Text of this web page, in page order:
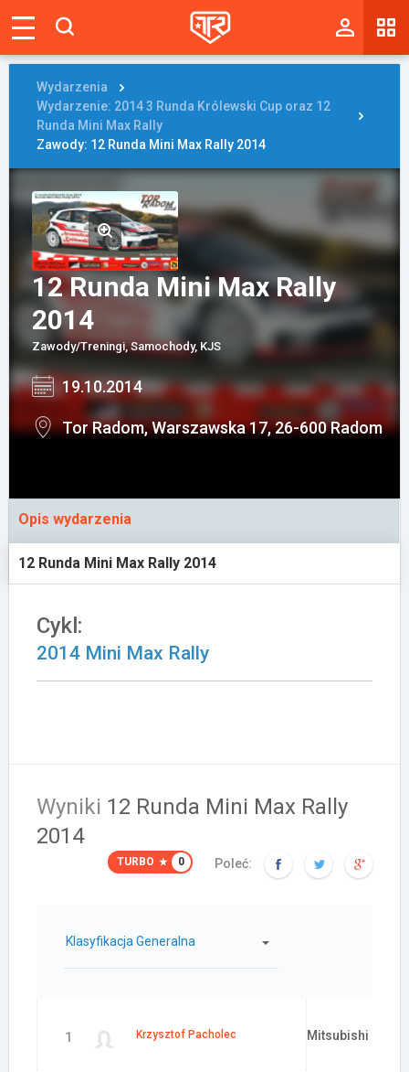
Tablica
Wyniki
Blogi
Galerie
Wydarzenia
Giełda
Ranking
Zaloguj się
Załóż konto
Wydarzenia
Wydarzenie: 2014 3 Runda Królewski Cup oraz 12
Runda Mini Max Rally
Zawody: 12 Runda Mini Max Rally 2014
12 Runda Mini Max Rally
2014
Zawody/Treningi, Samochody, KJS
19.10.2014
Tor Radom, Warszawska 17, 26-600 Radom
Opis wydarzenia
12 Runda Mini Max Rally 2014
Cykl:
2014 Mini Max Rally
Wyniki 12 Runda Mini Max Rally
2014
TURBO 0 Poleć:
Klasyfikacja Generalna
1 Krzysztof Pacholec Mitsubishi